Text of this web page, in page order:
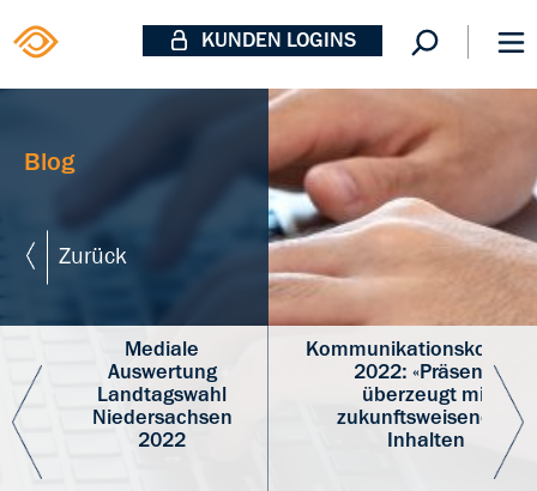
KUNDEN LOGINS
Blog
Zurück
Mediale
Auswertung
Landtagswahl
Niedersachsen
2022
2022: «Präsenz»
überzeugt mit
zukunftsweisenden
Inhalten